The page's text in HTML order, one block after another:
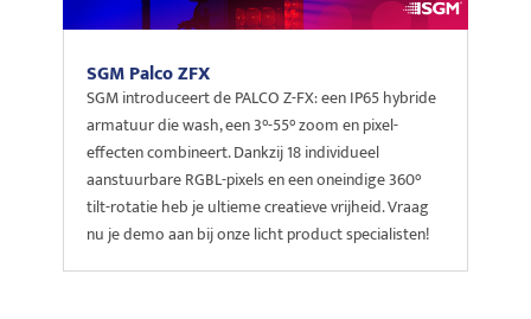
SGM Palco ZFX
SGM introduceert de PALCO Z-FX: een IP65 hybride
armatuur die wash, een 3°-55° zoom en pixel-
effecten combineert. Dankzij 18 individueel
aanstuurbare RGBL-pixels en een oneindige 360°
tilt-rotatie heb je ultieme creatieve vrijheid. Vraag
nu je demo aan bij onze licht product specialisten!